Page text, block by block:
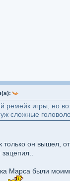
ремейк игры, но
сложные
только он вышел,
Марса были